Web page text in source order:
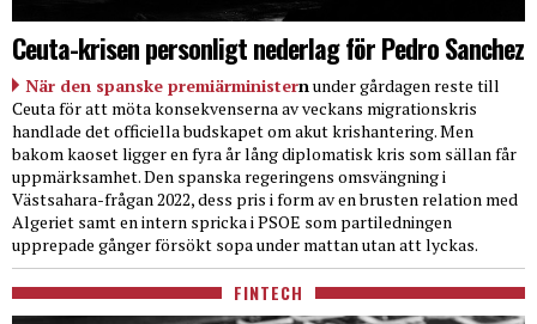
Ceuta-krisen personligt nederlag för Pedro Sanchez
När den spanske premiärministernunder gårdagen reste till
Ceuta för att möta konsekvenserna av veckans migrationskris
handlade det officiella budskapet om akut krishantering. Men
bakom kaoset ligger en fyra år lång diplomatisk kris som sällan får
uppmärksamhet. Den spanska regeringens omsvängning i
Västsahara-frågan 2022, dess pris i form av en brusten relation med
Algeriet samt en intern spricka i PSOE som partiledningen
upprepade gånger försökt sopa under mattan utan att lyckas.
FINTECH